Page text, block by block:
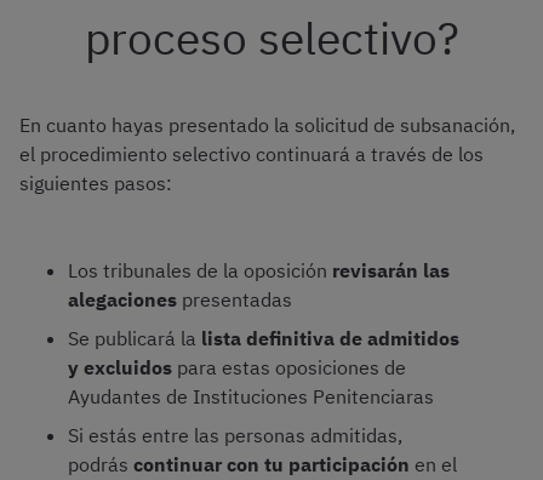
proceso selectivo?
En cuanto hayas presentado la solicitud de subsanación,
el procedimiento selectivo continuará a través de los
siguientes pasos:
Los tribunales de la oposición revisarán las
alegaciones presentadas
Se publicará la lista definitiva de admitidos
y excluidos para estas oposiciones de
Ayudantes de Instituciones Penitenciaras
Si estás entre las personas admitidas,
podrás continuar con tu participación en el